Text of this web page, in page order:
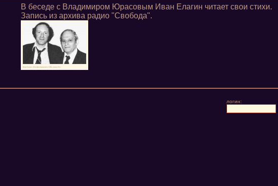
В беседе с Владимиром Юрасовым Иван Елагин читает свои стихи.
Запись из архива радио "Свобода".
логин: